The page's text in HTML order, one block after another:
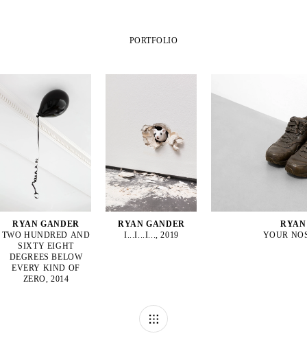
PORTFOLIO
RYAN GANDER
TWO HUNDRED AND
SIXTY EIGHT
DEGREES BELOW
EVERY KIND OF
ZERO, 2014
RYAN GANDER
I...I...I..., 2019
YOUR